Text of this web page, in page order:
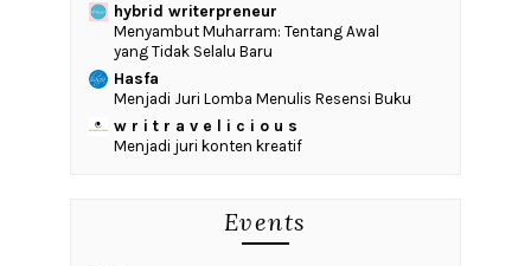
hybrid writerpreneur
Menyambut Muharram: Tentang Awal
yang Tidak Selalu Baru
Hasfa
Menjadi Juri Lomba Menulis Resensi Buku
w r i t r a v e l i c i o u s
Menjadi juri konten kreatif
Events